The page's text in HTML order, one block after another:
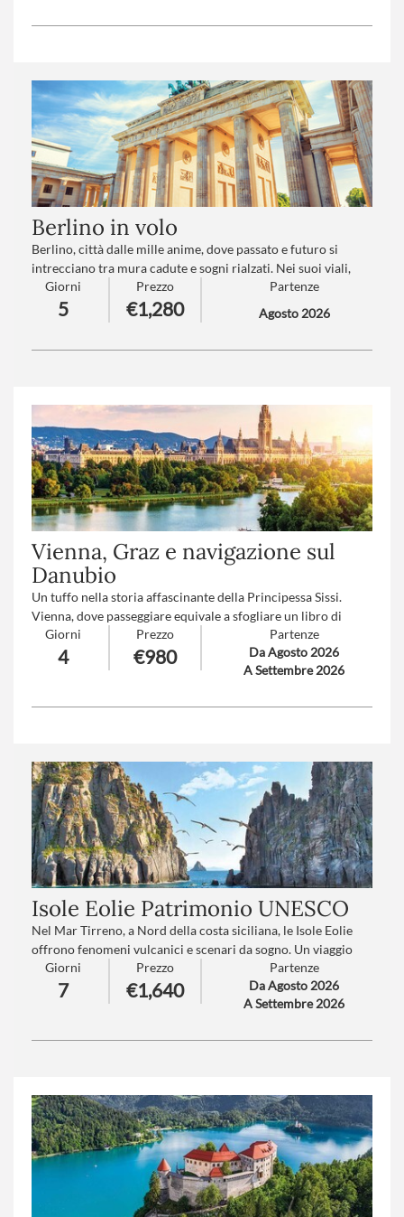
Berlino in volo
Berlino, città dalle mille anime, dove passato e futuro si
intrecciano tra mura cadute e sogni rialzati. Nei suoi viali,
l'eco di storie antiche si mescola al battito audace di una
metropoli che non smette mai di reinventarsi, come una
fenice che rinasce tra i colori di una nuova alba.
Numero partecipanti: minimo 15 - massimo 25
Giorni
5
Prezzo
€1,280
Partenze
Agosto 2026
Vienna, Graz e navigazione sul
Danubio
Un tuffo nella storia affascinante della Principessa Sissi.
Vienna, dove passeggiare equivale a sfogliare un libro di
storia e Graz, capitale della Stiria, romantico scenario di
cultura e arte barocca, e il Danubio che da sempre popola
sogni romantici..
Giorni
4
Prezzo
€980
Partenze
Da Agosto 2026
A Settembre 2026
Isole Eolie Patrimonio UNESCO
Nel Mar Tirreno, a Nord della costa siciliana, le Isole Eolie
offrono fenomeni vulcanici e scenari da sogno. Un viaggio
pensato per chi ama il mare e l’andar per mare, in
connessione con la natura e la popolazione ospitale.
Giorni
7
Prezzo
€1,640
Partenze
Da Agosto 2026
A Settembre 2026